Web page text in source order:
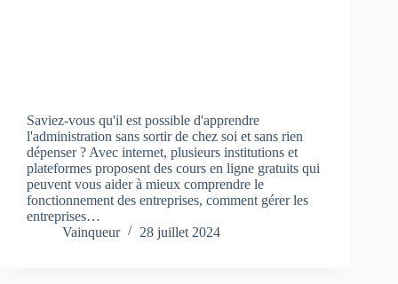
Saviez-vous qu'il est possible d'apprendre
l'administration sans sortir de chez soi et sans rien
dépenser ? Avec internet, plusieurs institutions et
plateformes proposent des cours en ligne gratuits qui
peuvent vous aider à mieux comprendre le
fonctionnement des entreprises, comment gérer les
entreprises…
Vainqueur
28 juillet 2024